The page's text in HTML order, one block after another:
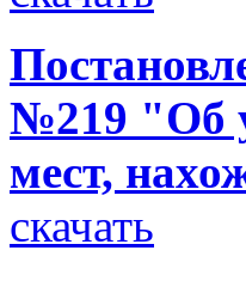
№219 "Об
мест,
скачать